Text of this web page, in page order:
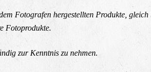
Fotografen hergestellten Produkte,
Fotoprodukte.
zur Kenntnis zu nehmen.